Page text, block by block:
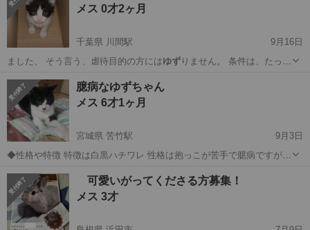
メス 0才2ヶ月
千葉県 川間駅
9月16日
ました、 そう言う、虐待目的の方にはゆずりません。 条件は、たった
千葉 野田市 川間駅
臆病なゆずちゃん
メス 6才1ヶ月
宮城県 苦竹駅
9月3日
◆性格や特徴 特徴は白黒ハチワレ 性格は抱っこが苦手で臆病ですが慣
調面問題ありません ◆その他 (応募条件) 1完全室内飼い 2アレル...
宮城 仙台市 苦竹駅 ワクチン
可愛いがってくださる方募集！
メス 3才